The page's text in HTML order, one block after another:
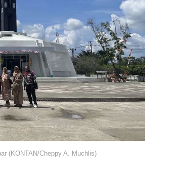
(KONTAN/Cheppy A. Muchlis)